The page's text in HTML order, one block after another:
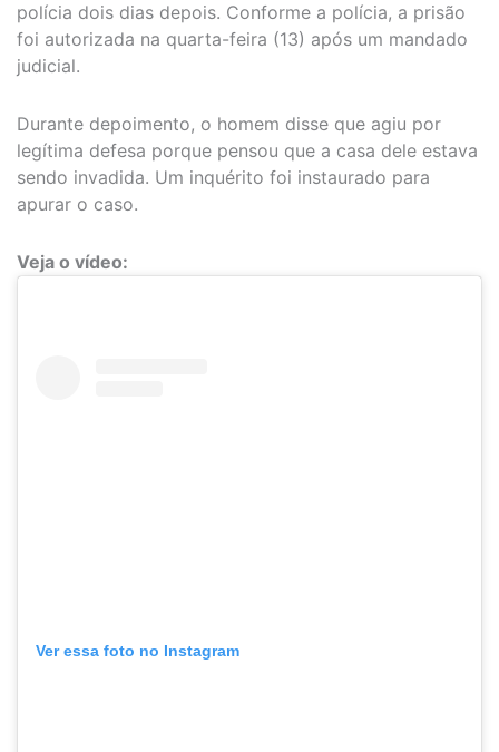
polícia dois dias depois. Conforme a polícia, a prisão
foi autorizada na quarta-feira (13) após um mandado
judicial.
Durante depoimento, o homem disse que agiu por
legítima defesa porque pensou que a casa dele estava
sendo invadida. Um inquérito foi instaurado para
apurar o caso.
Veja o vídeo:
Ver essa foto no Instagram